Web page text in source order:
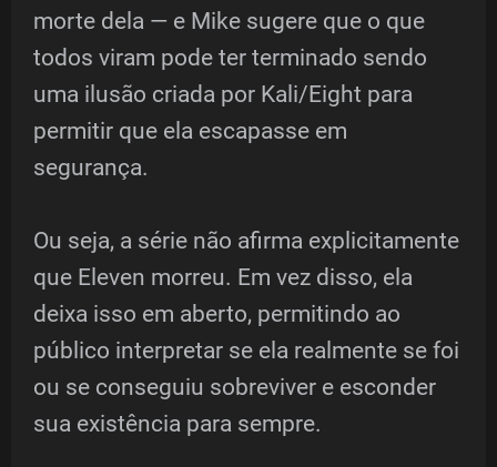
morte dela — e Mike sugere que o que
todos viram pode ter terminado sendo
uma ilusão criada por Kali/Eight para
permitir que ela escapasse em
segurança.
Ou seja, a série não afirma explicitamente
que Eleven morreu. Em vez disso, ela
deixa isso em aberto, permitindo ao
público interpretar se ela realmente se foi
ou se conseguiu sobreviver e esconder
sua existência para sempre.